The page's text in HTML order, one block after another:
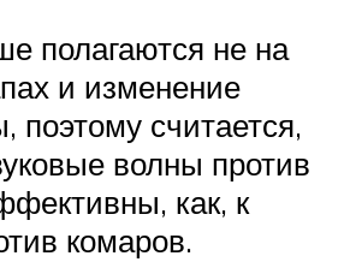
полагаются не на
и изменение
поэтому считается,
волны против
как, к
комаров.